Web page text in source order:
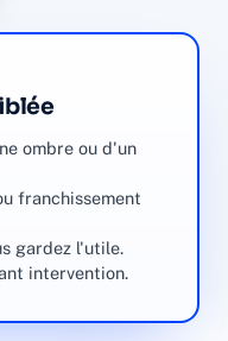
ombre ou d'un
franchissement
gardez l'utile.
intervention.